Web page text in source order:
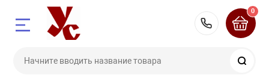
8 (351)
0